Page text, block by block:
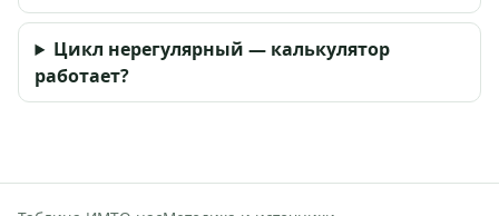
Цикл нерегулярный — калькулятор
работает?